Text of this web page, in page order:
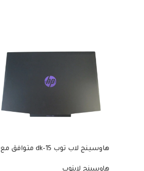
هاوسينج لاب توب 15-dk متوافق مع
هاوسينج لابتوب